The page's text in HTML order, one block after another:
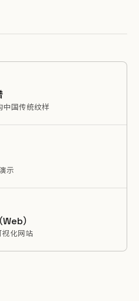
中国传统纹样
示
）
视化网站